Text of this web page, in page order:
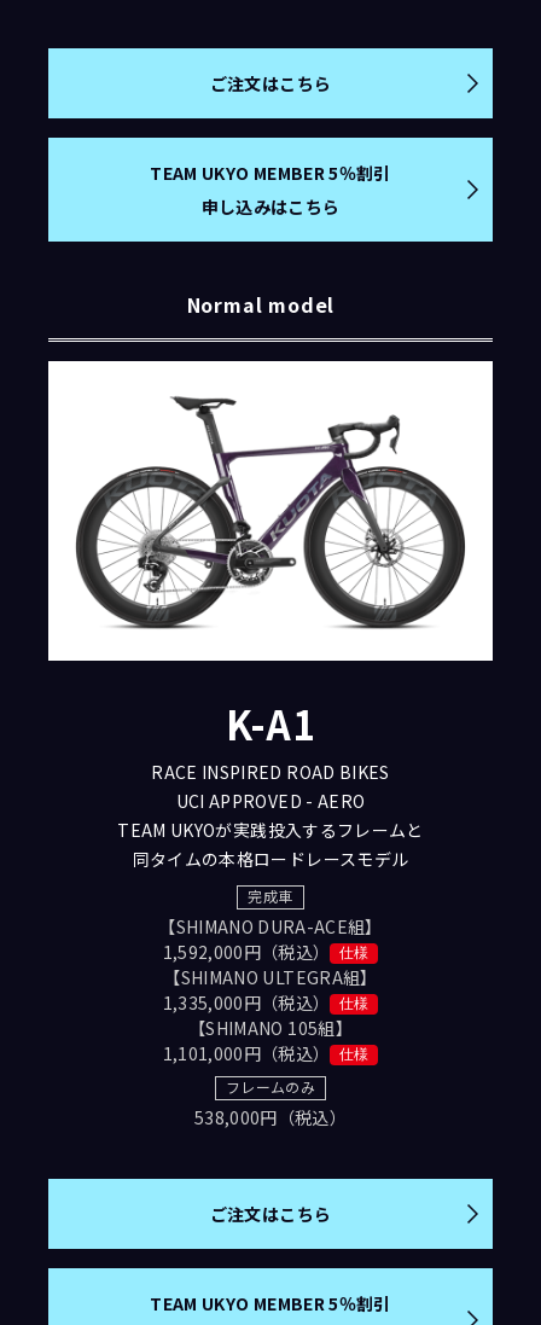
ご注文はこちら
TEAM UKYO MEMBER 5％割引
申し込みはこちら
Normal model
K-A1
RACE INSPIRED ROAD BIKES
UCI APPROVED - AERO
TEAM UKYOが実践投入するフレームと
同タイムの本格ロードレースモデル
完成車
【SHIMANO DURA-ACE組】
1,592,000円（税込） 仕様
【SHIMANO ULTEGRA組】
1,335,000円（税込） 仕様
【SHIMANO 105組】
1,101,000円（税込） 仕様
フレームのみ
538,000円（税込）
ご注文はこちら
TEAM UKYO MEMBER 5％割引